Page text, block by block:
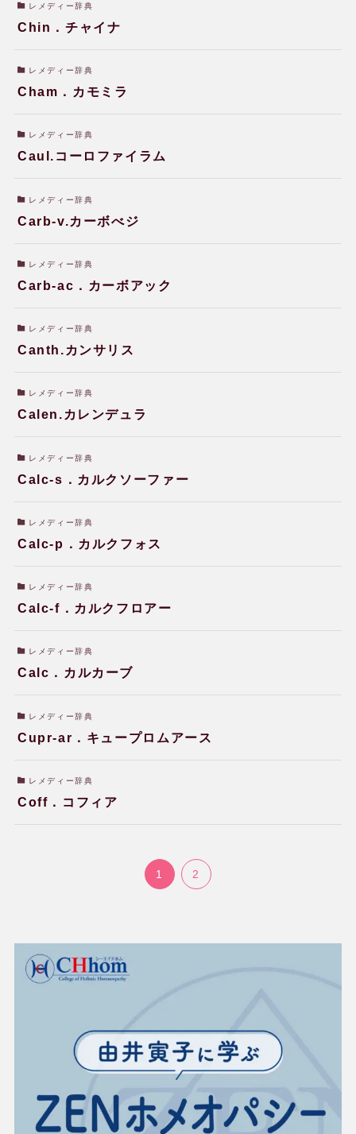
よくある質問
用語辞典
レメディー辞典
関連リンク
レメディー辞典
Chin．チャイナ
レメディー辞典
Cham．カモミラ
レメディー辞典
Caul.コーロファイラム
レメディー辞典
Carb-v.カーボべジ
レメディー辞典
Carb-ac．カーボアック
レメディー辞典
Canth.カンサリス
レメディー辞典
Calen.カレンデュラ
レメディー辞典
Calc-s．カルクソーファー
レメディー辞典
Calc-p．カルクフォス
レメディー辞典
Calc-f．カルクフロアー
レメディー辞典
Calc．カルカーブ
レメディー辞典
Cupr-ar．キュープロムアース
レメディー辞典
Coff．コフィア
1 2